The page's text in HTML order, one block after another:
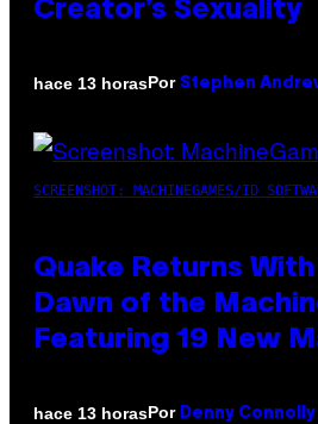
Creator’s Sexuality
hace 13 horasPor Stephen
SCREENSHOT: MACHINEGAMES/ID
Quake Returns
Dawn of the
Featuring 19 New
hace 13 horasPor Denny Connolly